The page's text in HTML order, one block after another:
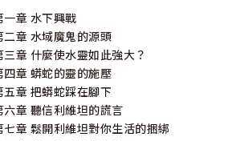
一章 水下興戰
二章 水域魔鬼的源頭
三章 什麼使水靈如此強大？
四章 蟒蛇的靈的施壓
五章 把蟒蛇踩在腳下
六章 聽信利維坦的謊言
七章 鬆開利維坦對你生活的捆綁